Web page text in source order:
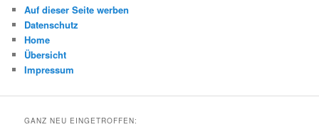
Auf dieser Seite werben
Datenschutz
Home
Übersicht
Impressum
GANZ NEU EINGETROFFEN: